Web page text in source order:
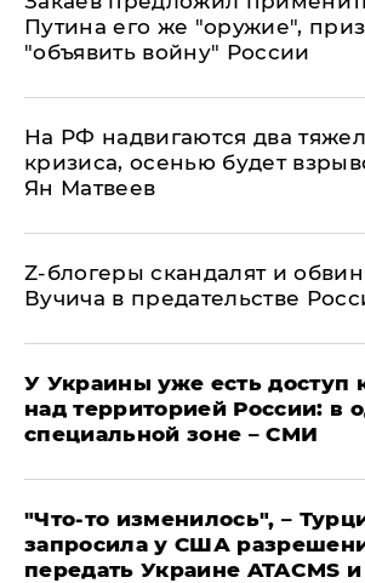
Путина его же "оружие",
"объявить войну" России
На РФ надвигаются два
кризиса, осенью будет
Ян Матвеев
Z-блогеры скандалят и
Вучича в предательстве
У Украины уже есть доступ
над территорией России: в
специальной зоне – СМИ
​"Что-то изменилось", –
запросила у США
передать Украине ATACMS